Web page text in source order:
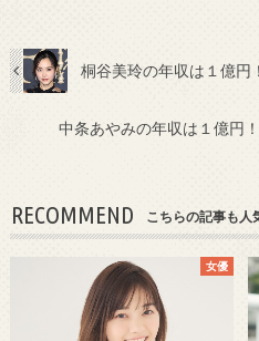
桐谷美玲の年収は１億円
中条あやみの年収は１億円
RECOMMEND こちらの記事も人
女優